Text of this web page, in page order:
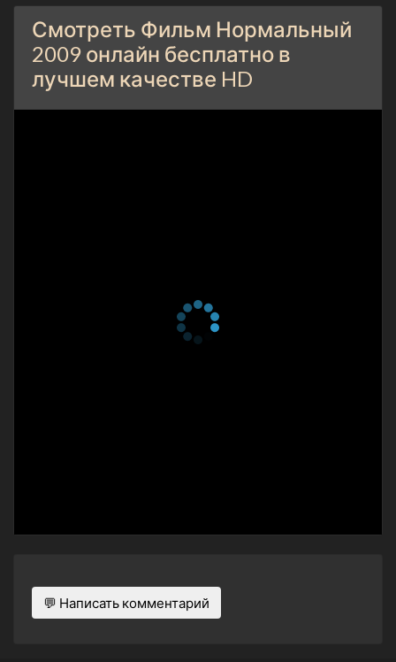
Смотреть Фильм Нормальный
2009 онлайн бесплатно в
лучшем качестве HD
💬 Написать комментарий